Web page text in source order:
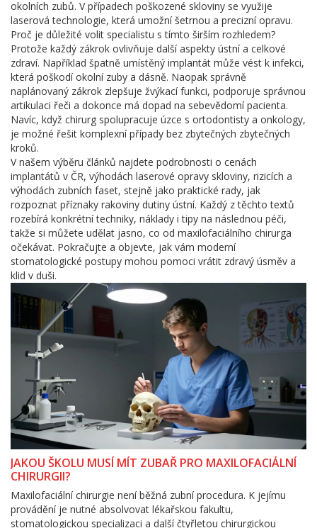
okolních zubů. V případech poškozené skloviny se využije
laserová technologie, která umožní šetrnou a precizní opravu.
Proč je důležité volit specialistu s tímto širším rozhledem?
Protože každý zákrok ovlivňuje další aspekty ústní a celkové
zdraví. Například špatně umístěný implantát může vést k infekci,
která poškodí okolní zuby a dásně. Naopak správně
naplánovaný zákrok zlepšuje žvýkací funkci, podporuje správnou
artikulaci řeči a dokonce má dopad na sebevědomí pacienta.
Navíc, když chirurg spolupracuje úzce s ortodontisty a onkology,
je možné řešit komplexní případy bez zbytečných zbytečných
kroků.
V našem výběru článků najdete podrobnosti o cenách
implantátů v ČR, výhodách laserové opravy skloviny, rizicích a
výhodách zubních faset, stejně jako praktické rady, jak
rozpoznat příznaky rakoviny dutiny ústní. Každý z těchto textů
rozebírá konkrétní techniky, náklady i tipy na následnou péči,
takže si můžete udělat jasno, co od maxilofaciálního chirurga
očekávat. Pokračujte a objevte, jak vám moderní
stomatologické postupy mohou pomoci vrátit zdravý úsměv a
klid v duši.
JAKOU ŠKOLU MUSÍ MÍT ZUBAŘ PRO MAXILOFACIÁLNÍ
CHIRURGII?
Maxilofaciální chirurgie není běžná zubní procedura. K jejímu
provádění je nutné absolvovat lékařskou fakultu,
stomatologickou specializaci a další čtyřletou chirurgickou